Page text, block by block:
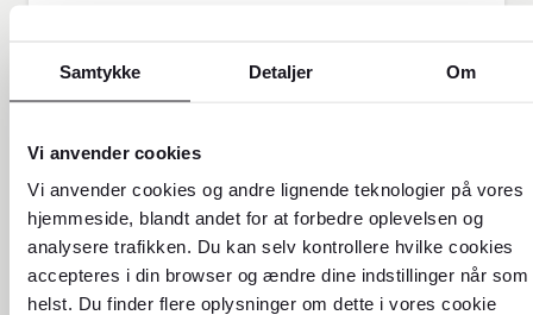
Samtykke Detaljer Om
Vi anvender cookies
Vi anvender cookies og andre lignende teknologier på vores
hjemmeside, blandt andet for at forbedre oplevelsen og
analysere trafikken. Du kan selv kontrollere hvilke cookies
accepteres i din browser og ændre dine indstillinger når som
helst. Du finder flere oplysninger om dette i vores cookie
Til
Rejsedato
10.8.2026
Retur
11.8.2026
Rejsende